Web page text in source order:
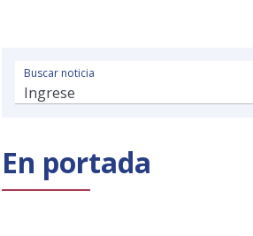
Buscar noticia
En portada